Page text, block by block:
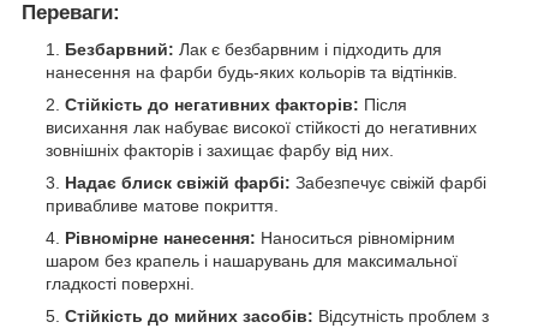
Переваги:
Безбарвний: Лак є безбарвним і підходить для
нанесення на фарби будь-яких кольорів та відтінків.
Стійкість до негативних факторів: Після
висихання лак набуває високої стійкості до негативних
зовнішніх факторів і захищає фарбу від них.
Надає блиск свіжій фарбі: Забезпечує свіжій фарбі
привабливе матове покриття.
Рівномірне нанесення: Наноситься рівномірним
шаром без крапель і нашарувань для максимальної
гладкості поверхні.
Стійкість до мийних засобів: Відсутність проблем з